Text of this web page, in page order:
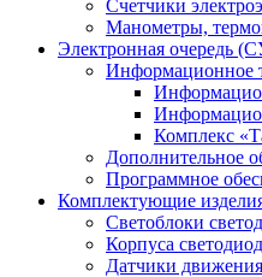
Счетчики
Манометры,
Электронная очередь
Информационное
Комплекс
Дополнительное
Программное
Комплектующие
Светоблоки
Корпуса
Датчики движения